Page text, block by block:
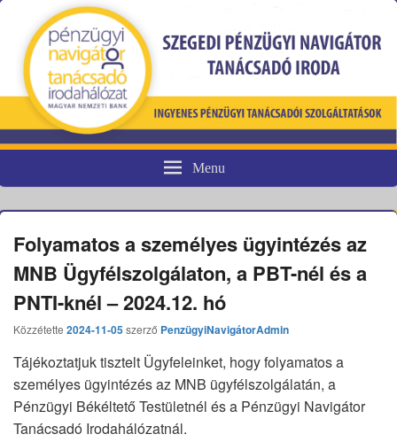
Pénzügyi fogyasztóvédelem
Menu
Folyamatos a személyes ügyintézés az
MNB Ügyfélszolgálaton, a PBT-nél és a
PNTI-knél – 2024.12. hó
Közzétette 2024-11-05szerző PenzügyiNavigátorAdmin
Tájékoztatjuk tisztelt Ügyfeleinket, hogy folyamatos a
személyes ügyintézés az MNB ügyfélszolgálatán, a
Pénzügyi Békéltető Testületnél és a Pénzügyi Navigátor
Tanácsadó Irodahálózatnál.